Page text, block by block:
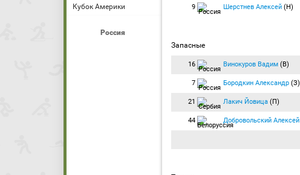
Кубок Америки
Россия
9 Шерстнев Алексей (Н)
Запасные
16 Винокуров Вадим (В)
7 Бородкин Александр (З)
21 Лакич Йовица (П)
44 Добровольский Алексей